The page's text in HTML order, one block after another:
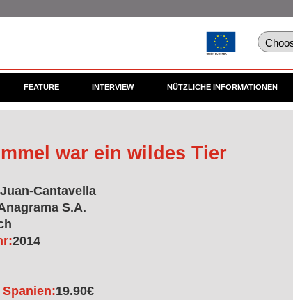
FEATURE INTERVIEW NÜTZLICHE INFORMATIONEN
war ein wildes Tier
Cantavella
S.A.
2014
19.90€